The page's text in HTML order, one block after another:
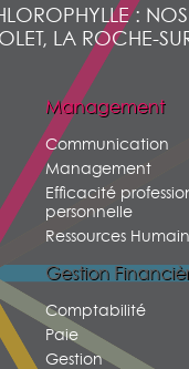
:
LA ROCHE-
Management
Communication
Management
Efficacité
personnelle
Ressources
Gestion
Comptabilité
Paie
Gestion